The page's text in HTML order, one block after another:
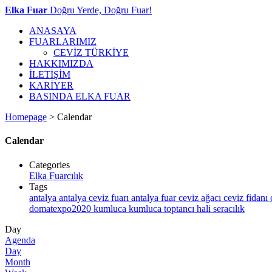
Elka Fuar Doğru Yerde, Doğru Fuar!
ANASAYA
FUARLARIMIZ
CEVİZ TÜRKİYE
HAKKIMIZDA
İLETİŞİM
KARİYER
BASINDA ELKA FUAR
Homepage > Calendar
Calendar
Categories
Elka Fuarcılık
Tags
antalya antalya ceviz fuarı antalya fuarceviz ağacı ceviz fidanı
domatexpo2020 kumluca kumluca toptancı hali seracılık
Day
Agenda
Day
Month